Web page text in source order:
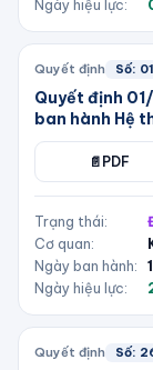
Ngày hiệu lực:
Quyết định Số:
Quyết định
ban hành Hệ
📄 PDF
Trạng thái:
Cơ quan:
Ngày ban hành:
Ngày hiệu lực:
Quyết định Số: